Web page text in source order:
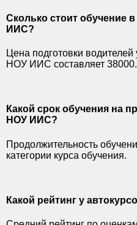
Сколько стоит обучение
ИИС?
Цена подготовки
НОУ ИИС составляет
Какой срок обучения на
НОУ ИИС?
Продолжительность
категории курса обучения.
Какой рейтинг у